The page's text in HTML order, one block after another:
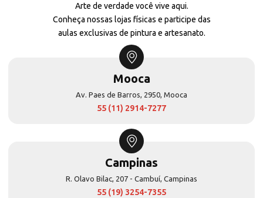
Arte de verdade você vive aqui.
Conheça nossas lojas físicas e participe das
aulas exclusivas de pintura e artesanato.
Mooca
Av. Paes de Barros, 2950, Mooca
55 (11) 2914-7277
Campinas
R. Olavo Bilac, 207 - Cambuí, Campinas
55 (19) 3254-7355